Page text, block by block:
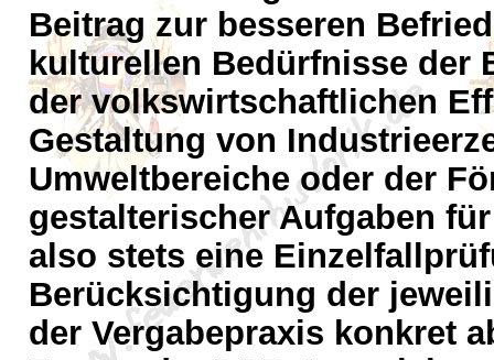
Beitrag zur besseren
kulturellen Bedürfnisse der
der volkswirtschaftlichen
Gestaltung von
Umweltbereiche oder der
gestalterischer Aufgaben
also stets eine
Berücksichtigung der
der Vergabepraxis konkret